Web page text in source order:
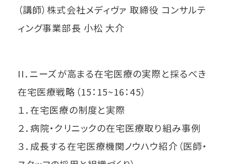
（講師）株式会社メディヴァ 取締役 コンサルテ
ィング事業部長 小松 大介
II．ニーズが高まる在宅医療の実際と採るべき
在宅医療戦略（15：15~16：45）
１．在宅医療の制度と実際
２．病院・クリニックの在宅医療取り組み事例
３．成長する在宅医療機関ノウハウ紹介（医師・